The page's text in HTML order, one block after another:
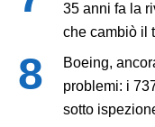
35 anni fa la
che cambiò il
Boeing,
problemi: i
sotto